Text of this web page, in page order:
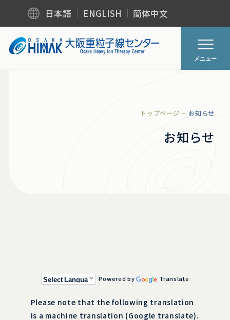
日本語 ENGLISH 簡体中文
メニュー
トップページ お知らせ
お知らせ
Powered by Translate
Please note that the following translation
is a machine translation (Google translate).